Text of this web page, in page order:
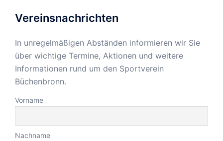
Vereinsnachrichten
In unregelmäßigen Abständen informieren wir Sie
über wichtige Termine, Aktionen und weitere
Informationen rund um den Sportverein
Büchenbronn.
Vorname
Nachname